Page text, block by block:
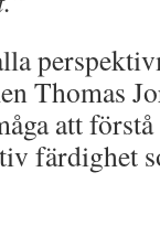
Thomas
att
färdighet